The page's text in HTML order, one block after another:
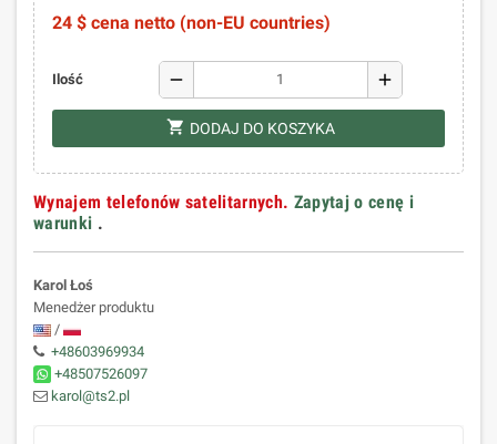
24 $ cena netto (non-EU countries)
Ilość remove add
shopping_cart DODAJ DO KOSZYKA
Wynajem telefonów satelitarnych. Zapytaj o cenę i
warunki .
Karol Łoś
Menedżer produktu
/
+48603969934
+48507526097
karol@ts2.pl